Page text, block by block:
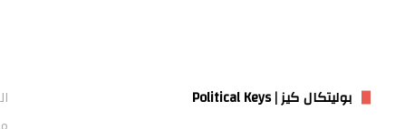
بوليتكال كيز | Political Keys